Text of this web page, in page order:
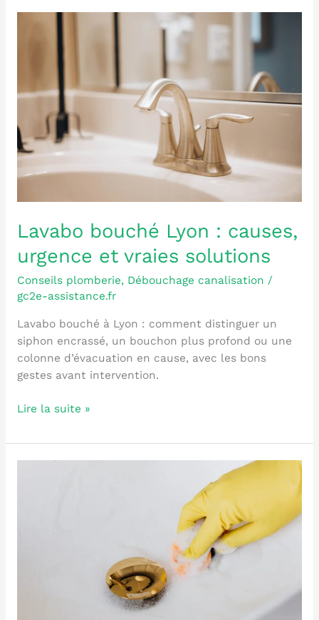
Lavabo bouché Lyon : causes,
urgence et vraies solutions
Conseils plomberie, Débouchage canalisation /
gc2e-assistance.fr
Lavabo bouché à Lyon : comment distinguer un
siphon encrassé, un bouchon plus profond ou une
colonne d’évacuation en cause, avec les bons
gestes avant intervention.
causes,
et
vraies
solutions
Lire la suite »